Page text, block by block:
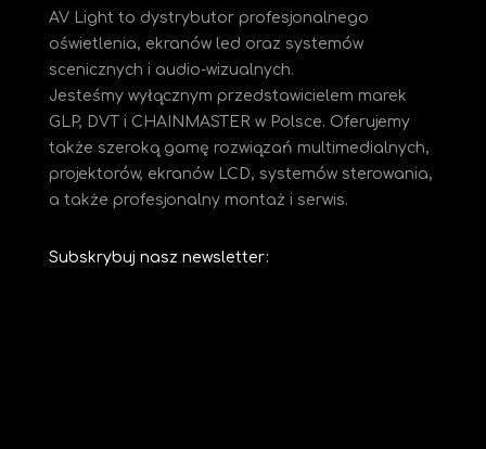
AV Light to dystrybutor profesjonalnego
oświetlenia, ekranów led oraz systemów
scenicznych i audio-wizualnych.
Jesteśmywyłącznym przedstawicielem marek
GLP, DVT i CHAINMASTER w Polsce. Oferujemy
także szeroką gamę rozwiązań multimedialnych,
projektorów, ekranów LCD, systemów sterowania,
a także profesjonalny montaż i serwis.
Subskrybuj nasz newsletter: